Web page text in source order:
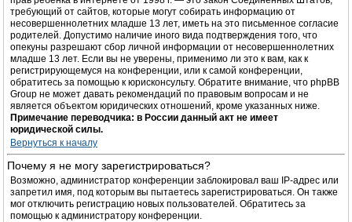
требующий от сайтов, которые могут собирать информацию от
несовершеннолетних младше 13 лет, иметь на это письменное согласие
родителей. Допустимо наличие иного вида подтверждения того, что
опекуны разрешают сбор личной информации от несовершеннолетних
младше 13 лет. Если вы не уверены, применимо ли это к вам, как к
регистрирующемуся на конференции, или к самой конференции,
обратитесь за помощью к юрисконсульту. Обратите внимание, что phpBB
Group не может давать рекомендаций по правовым вопросам и не
является объектом юридических отношений, кроме указанных ниже.
Примечание переводчика: в России данный акт не имеет
юридической силы.
Вернуться к началу
Почему я не могу зарегистрироваться?
Возможно, администратор конференции заблокировал ваш IP-адрес или
запретил имя, под которым вы пытаетесь зарегистрироваться. Он также
мог отключить регистрацию новых пользователей. Обратитесь за
помощью к администратору конференции.